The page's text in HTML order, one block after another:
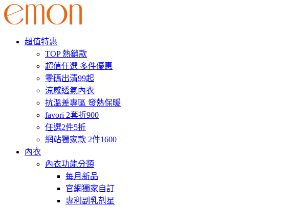
超值特惠
TOP 熱銷款
超值任選 多件優惠
零碼出清99起
涼感透氣內衣
抗溫差專區 發熱保暖
favori 2套折900
任選2件5折
網站獨家款 2件1600
內衣
內衣功能分類
每月新品
官網獨家自訂
專利副乳剋星